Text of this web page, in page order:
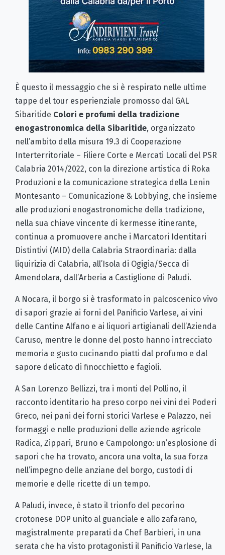
È questo il messaggio che si è respirato nelle ultime
tappe del tour esperienziale promosso dal GAL
Sibaritide Colori e profumi della tradizione
enogastronomica della Sibaritide, organizzato
nell’ambito della misura 19.3 di Cooperazione
Interterritoriale – Filiere Corte e Mercati Locali del PSR
Calabria 2014/2022, con la direzione artistica di Roka
Produzioni e la comunicazione strategica della Lenin
Montesanto – Comunicazione & Lobbying, che insieme
alle produzioni enogastronomiche della tradizione,
nella sua chiave vincente di kermesse itinerante,
continua a promuovere anche i Marcatori Identitari
Distintivi (MID) della Calabria Straordinaria: dalla
liquirizia di Calabria, all’Isola di Ogigia/Secca di
Amendolara, dall’Arberia a Castiglione di Paludi.
A Nocara, il borgo si è trasformato in palcoscenico vivo
di sapori grazie ai forni del Panificio Varlese, ai vini
delle Cantine Alfano e ai liquori artigianali dell’Azienda
Caruso, mentre le donne del posto hanno intrecciato
memoria e gusto cucinando piatti dal profumo e dal
sapore delicato di finocchietto e fagioli.
A San Lorenzo Bellizzi, tra i monti del Pollino, il
racconto identitario ha preso corpo nei vini dei Poderi
Greco, nei pani dei forni storici Varlese e Palazzo, nei
formaggi e nelle produzioni delle aziende agricole
Radica, Zippari, Bruno e Campolongo: un’esplosione di
sapori che ha trovato, ancora una volta, la sua forza
nell’impegno delle anziane del borgo, custodi di
memorie e delle ricette di un tempo.
A Paludi, invece, è stato il trionfo del pecorino
crotonese DOP unito al guanciale e allo zafarano,
magistralmente preparati da Chef Barbieri, in una
serata che ha visto protagonisti il Panificio Varlese, la